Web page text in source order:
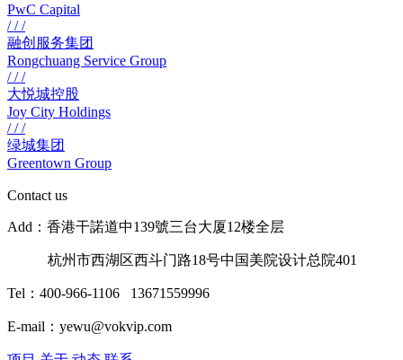
PwC Capital
/ / /
融创服务集团
Rongchuang Service Group
/ / /
大悦城控股
Joy City Holdings
/ / /
绿城集团
Greentown Group
Contact us
Add：香港干諾道中139號三台大厦12楼全层
杭州市西湖区西斗门路18号中国美院设计总院401
Tel：400-966-1106 13671559996
E-mail：yewu@vokvip.com